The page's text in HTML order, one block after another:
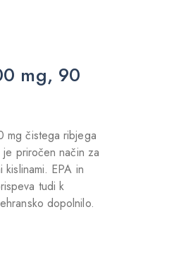
mg, 90
mg čistega ribjega
priročen način za
EPA in
tudi k
dopolnilo.